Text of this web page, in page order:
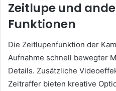
Zeitlupe und
Funktionen
Die Zeitlupenfunktion der
Aufnahme schnell bewegter
Details. Zusätzliche
Zeitraffer bieten kreative